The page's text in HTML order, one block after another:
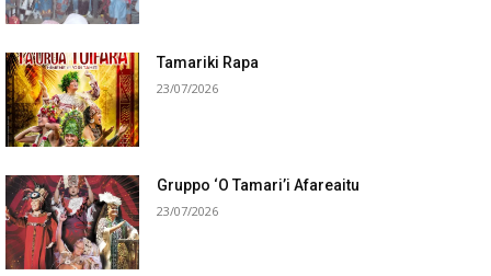
Tamariki Rapa
23/07/2026
Gruppo ‘O Tamari’i Afareaitu
23/07/2026